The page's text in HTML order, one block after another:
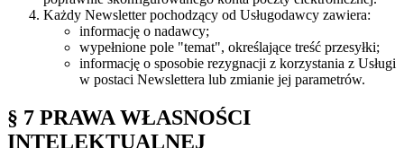
Każdy Newsletter pochodzący od Usługodawcy zawiera:
informację o nadawcy;
wypełnione pole "temat", określające treść przesyłki;
informację o sposobie rezygnacji z korzystania z Usługi
w postaci Newslettera lub zmianie jej parametrów.
§ 7 PRAWA WŁASNOŚCI
INTELEKTUALNEJ